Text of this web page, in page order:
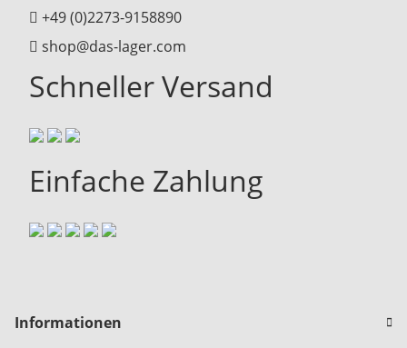
+49 (0)2273-9158890
shop@das-lager.com
Schneller Versand
Einfache Zahlung
Informationen